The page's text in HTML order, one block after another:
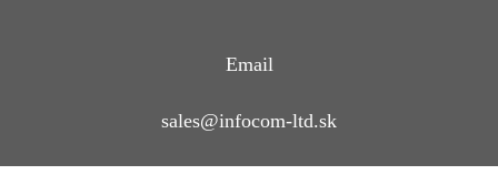
Email
sales@infocom-ltd.sk